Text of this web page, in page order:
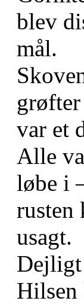
blev
mål.
var et
Alle
løbe i
rusten
usagt.
Dejligt
Hilsen